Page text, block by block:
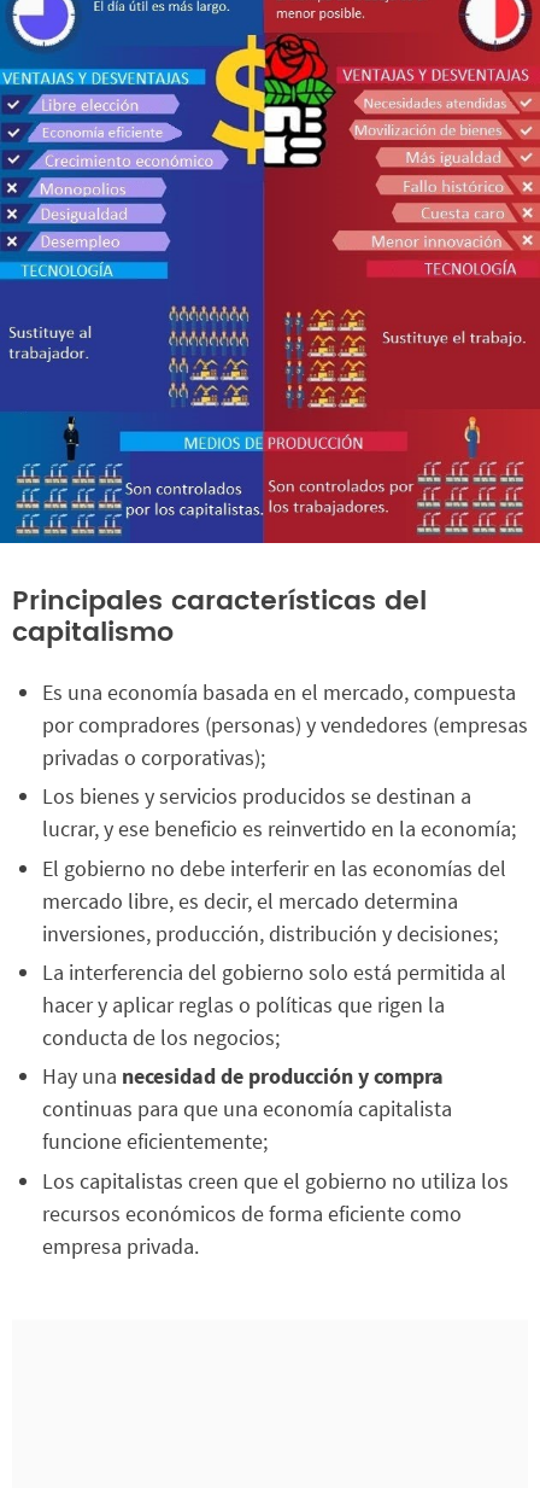
Principales características del
capitalismo
Es una economía basada en el mercado, compuesta
por compradores (personas) y vendedores (empresas
privadas o corporativas);
Los bienes y servicios producidos se destinan a
lucrar, y ese beneficio es reinvertido en la economía;
El gobierno no debe interferir en las economías del
mercado libre, es decir, el mercado determina
inversiones, producción, distribución y decisiones;
La interferencia del gobierno solo está permitida al
hacer y aplicar reglas o políticas que rigen la
conducta de los negocios;
Hay una necesidad de producción y compra
continuas para que una economía capitalista
funcione eficientemente;
Los capitalistas creen que el gobierno no utiliza los
recursos económicos de forma eficiente como
empresa privada.